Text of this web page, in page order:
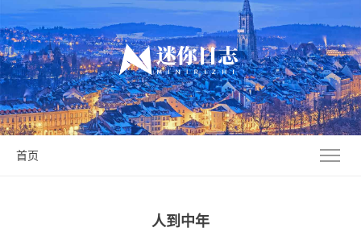
首页
人到中年